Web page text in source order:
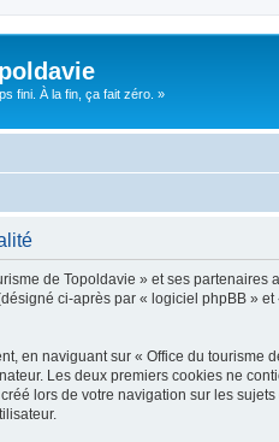
fini. À la fin, ça fait zéro. »
de Topoldavie » et ses
ci-après par « logiciel phpBB »
en naviguant sur « Office du
Les deux premiers cookies ne
lors de votre navigation sur les